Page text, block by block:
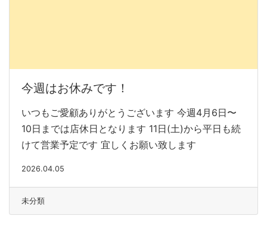
今週はお休みです！
いつもご愛顧ありがとうございます 今週4月6日〜
10日までは店休日となります 11日(土)から平日も続
けて営業予定です 宜しくお願い致します
2026.04.05
未分類